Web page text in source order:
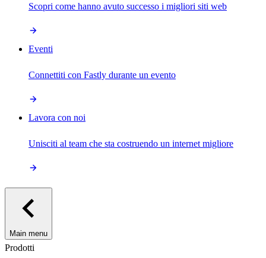
Scopri come hanno avuto successo i migliori siti web
Eventi
Connettiti con Fastly durante un evento
Lavora con noi
Unisciti al team che sta costruendo un internet migliore
Main menu
Prodotti